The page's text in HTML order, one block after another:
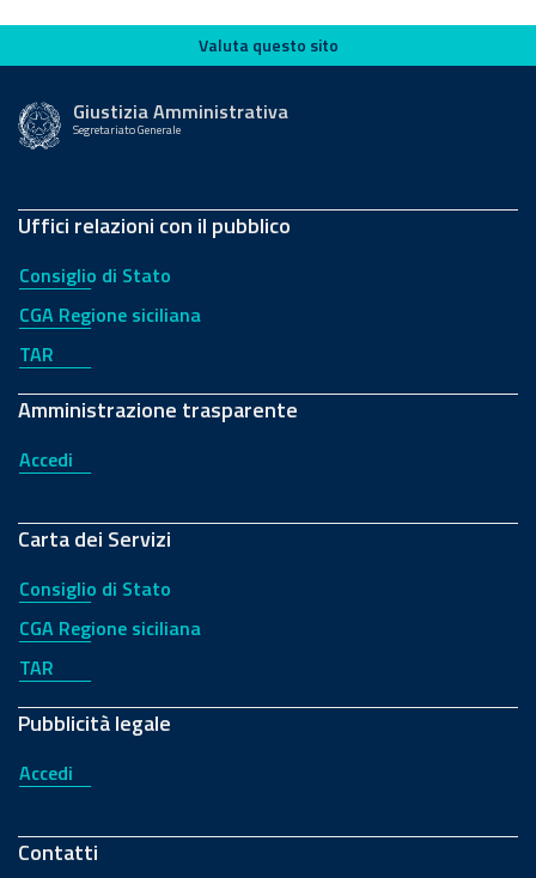
Valuta questo sito
Valuta questo sito
Giustizia Amministrativa
Segretariato Generale
Uffici relazioni con il pubblico
Consiglio di Stato
CGA Regione siciliana
TAR
Amministrazione trasparente
Accedi
Carta dei Servizi
Consiglio di Stato
CGA Regione siciliana
TAR
Pubblicità legale
Accedi
Contatti